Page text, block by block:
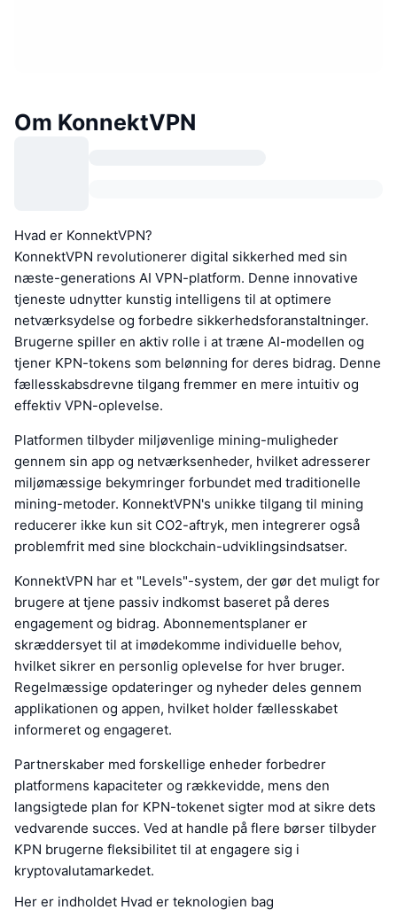
Om KonnektVPN
Hvad er KonnektVPN?
KonnektVPN revolutionerer digital sikkerhed med sin
næste-generations AI VPN-platform. Denne innovative
tjeneste udnytter kunstig intelligens til at optimere
netværksydelse og forbedre sikkerhedsforanstaltninger.
Brugerne spiller en aktiv rolle i at træne AI-modellen og
tjener KPN-tokens som belønning for deres bidrag. Denne
fællesskabsdrevne tilgang fremmer en mere intuitiv og
effektiv VPN-oplevelse.
Platformen tilbyder miljøvenlige mining-muligheder
gennem sin app og netværksenheder, hvilket adresserer
miljømæssige bekymringer forbundet med traditionelle
mining-metoder. KonnektVPN's unikke tilgang til mining
reducerer ikke kun sit CO2-aftryk, men integrerer også
problemfrit med sine blockchain-udviklingsindsatser.
KonnektVPN har et "Levels"-system, der gør det muligt for
brugere at tjene passiv indkomst baseret på deres
engagement og bidrag. Abonnementsplaner er
skræddersyet til at imødekomme individuelle behov,
hvilket sikrer en personlig oplevelse for hver bruger.
Regelmæssige opdateringer og nyheder deles gennem
applikationen og appen, hvilket holder fællesskabet
informeret og engageret.
Partnerskaber med forskellige enheder forbedrer
platformens kapaciteter og rækkevidde, mens den
langsigtede plan for KPN-tokenet sigter mod at sikre dets
vedvarende succes. Ved at handle på flere børser tilbyder
KPN brugerne fleksibilitet til at engagere sig i
kryptovalutamarkedet.
Her er indholdet Hvad er teknologien bag